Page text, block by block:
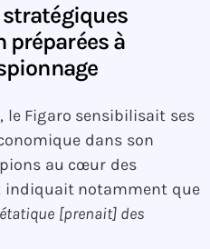
stratégiques
préparées à
le Figaro sensibilisait ses
dans son
au cœur des
indiquait notamment que
[prenait] des